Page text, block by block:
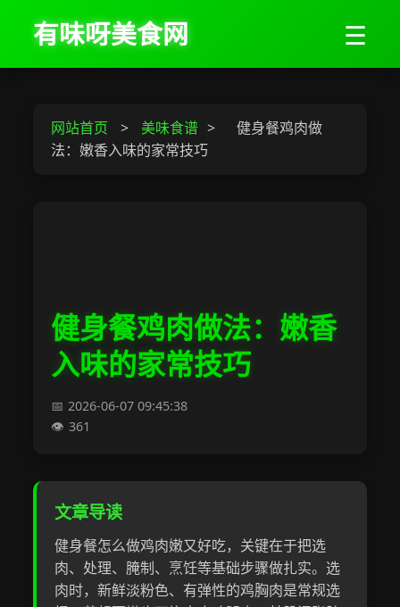
有味呀美食网 ☰
网站首页 > 美味食谱 >
健身餐鸡肉做
法：嫩香入味的家常技巧
健身餐鸡肉做法：嫩香
入味的家常技巧
2026-06-07 09:45:38
361
文章导读
健身餐怎么做鸡肉嫩又好吃，关键在于把选
肉、处理、腌制、烹饪等基础步骤做扎实。选
肉时，新鲜淡粉色、有弹性的鸡胸肉是常规选